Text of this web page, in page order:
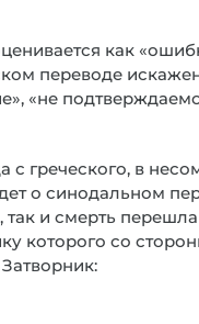
как
переводе
«не
с греческого, в
о синодальном
и смерть перешла
которого со